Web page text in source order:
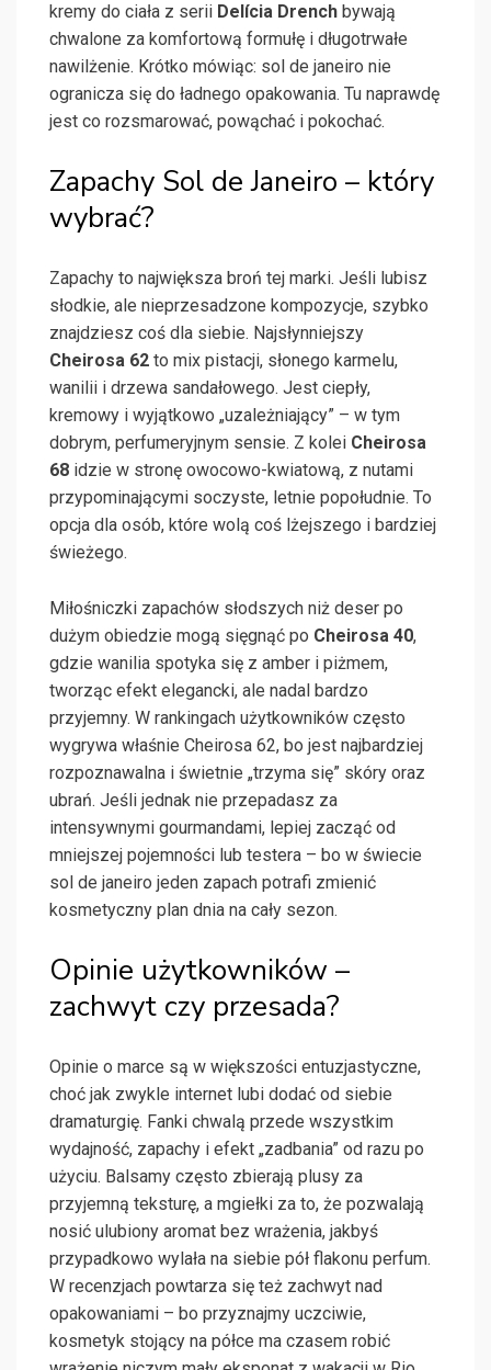
kremy do ciała z serii Delícia Drench bywają
chwalone za komfortową formułę i długotrwałe
nawilżenie. Krótko mówiąc: sol de janeiro nie
ogranicza się do ładnego opakowania. Tu naprawdę
jest co rozsmarować, powąchać i pokochać.
Zapachy Sol de Janeiro – który
wybrać?
Zapachy to największa broń tej marki. Jeśli lubisz
słodkie, ale nieprzesadzone kompozycje, szybko
znajdziesz coś dla siebie. Najsłynniejszy
Cheirosa 62 to mix pistacji, słonego karmelu,
wanilii i drzewa sandałowego. Jest ciepły,
kremowy i wyjątkowo „uzależniający” – w tym
dobrym, perfumeryjnym sensie. Z kolei Cheirosa
68 idzie w stronę owocowo-kwiatową, z nutami
przypominającymi soczyste, letnie popołudnie. To
opcja dla osób, które wolą coś lżejszego i bardziej
świeżego.
Miłośniczki zapachów słodszych niż deser po
dużym obiedzie mogą sięgnąć po Cheirosa 40,
gdzie wanilia spotyka się z amber i piżmem,
tworząc efekt elegancki, ale nadal bardzo
przyjemny. W rankingach użytkowników często
wygrywa właśnie Cheirosa 62, bo jest najbardziej
rozpoznawalna i świetnie „trzyma się” skóry oraz
ubrań. Jeśli jednak nie przepadasz za
intensywnymi gourmandami, lepiej zacząć od
mniejszej pojemności lub testera – bo w świecie
sol de janeiro jeden zapach potrafi zmienić
kosmetyczny plan dnia na cały sezon.
Opinie użytkowników –
zachwyt czy przesada?
Opinie o marce są w większości entuzjastyczne,
choć jak zwykle internet lubi dodać od siebie
dramaturgię. Fanki chwalą przede wszystkim
wydajność, zapachy i efekt „zadbania” od razu po
użyciu. Balsamy często zbierają plusy za
przyjemną teksturę, a mgiełki za to, że pozwalają
nosić ulubiony aromat bez wrażenia, jakbyś
przypadkowo wylała na siebie pół flakonu perfum.
W recenzjach powtarza się też zachwyt nad
opakowaniami – bo przyznajmy uczciwie,
kosmetyk stojący na półce ma czasem robić